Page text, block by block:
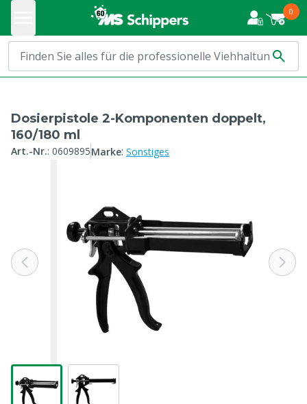
0
Dosierpistole 2-Komponenten doppelt,
160/180 ml
Art.-Nr.: 0609895Marke: Sonstiges